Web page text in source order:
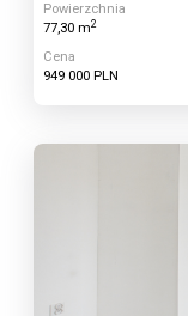
Powierzchnia
77,30 m2
Cena
949 000 PLN